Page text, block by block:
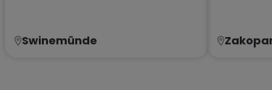
Swinemünde